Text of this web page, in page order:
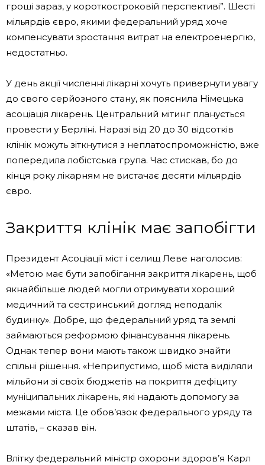
гроші зараз, у короткостроковій перспективі”. Шесті
мільярдів євро, якими федеральний уряд хоче
компенсувати зростання витрат на електроенергію,
недостатньо.
У день акції численні лікарні хочуть привернути увагу
до свого серйозного стану, як пояснила Німецька
асоціація лікарень. Центральний мітинг планується
провести у Берліні. Наразі від 20 до 30 відсотків
клінік можуть зіткнутися з неплатоспроможністю, вже
попередила лобістська група. Час стискав, бо до
кінця року лікарням не вистачає десяти мільярдів
євро.
Закриття клінік має запобігти
Президент Асоціації міст і селищ Леве наголосив:
«Метою має бути запобігання закриття лікарень, щоб
якнайбільше людей могли отримувати хороший
медичний та сестринський догляд неподалік
будинку». Добре, що федеральний уряд та землі
займаються реформою фінансування лікарень.
Однак тепер вони мають також швидко знайти
спільні рішення. «Неприпустимо, щоб міста виділяли
мільйони зі своїх бюджетів на покриття дефіциту
муніципальних лікарень, які надають допомогу за
межами міста. Це обов’язок федерального уряду та
штатів, – сказав він.
Влітку федеральний міністр охорони здоров’я Карл